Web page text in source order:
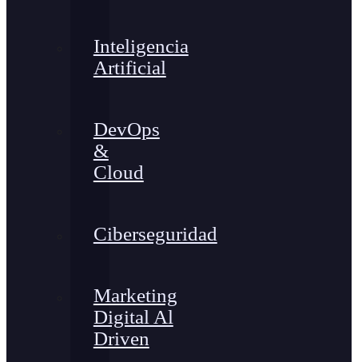
Inteligencia
Artificial
DevOps
&
Cloud
Ciberseguridad
Marketing
Digital Al
Driven